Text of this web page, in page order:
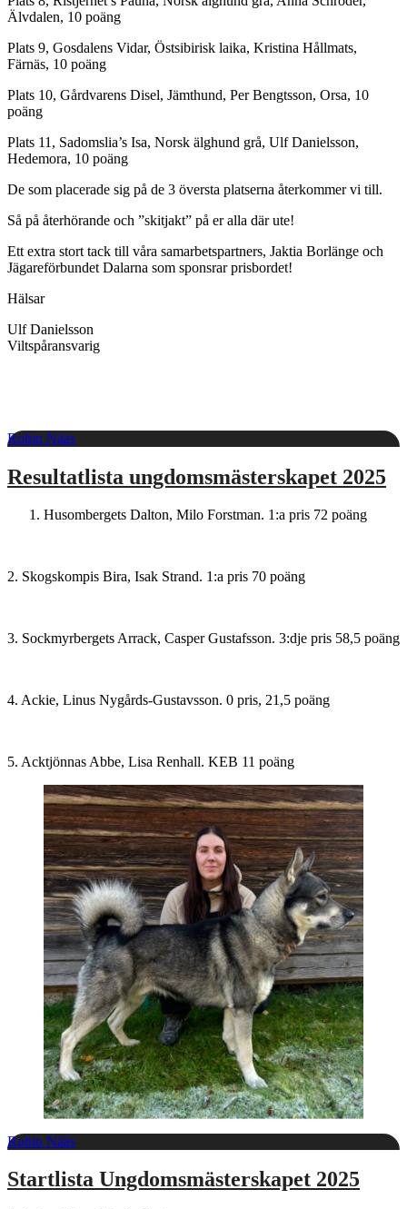
Älvdalen, 10 poäng
Plats 9, Gosdalens Vidar, Östsibirisk laika, Kristina Hållmats,
Färnäs, 10 poäng
Plats 10, Gårdvarens Disel, Jämthund, Per Bengtsson, Orsa, 10
poäng
Plats 11, Sadomslia’s Isa, Norsk älghund grå, Ulf Danielsson,
Hedemora, 10 poäng
De som placerade sig på de 3 översta platserna återkommer vi till.
Så på återhörande och ”skitjakt” på er alla där ute!
Ett extra stort tack till våra samarbetspartners, Jaktia Borlänge och
Jägareförbundet Dalarna som sponsrar prisbordet!
Hälsar
Ulf Danielsson
Viltspåransvarig
Robin Nääs
Resultatlista ungdomsmästerskapet 2025
Husombergets Dalton, Milo Forstman. 1:a pris 72 poäng
2. Skogskompis Bira, Isak Strand. 1:a pris 70 poäng
3. Sockmyrbergets Arrack, Casper Gustafsson. 3:dje pris 58,5 poäng
4. Ackie, Linus Nygårds-Gustavsson. 0 pris, 21,5 poäng
5. Acktjönnas Abbe, Lisa Renhall. KEB 11 poäng
Robin Nääs
Startlista Ungdomsmästerskapet 2025